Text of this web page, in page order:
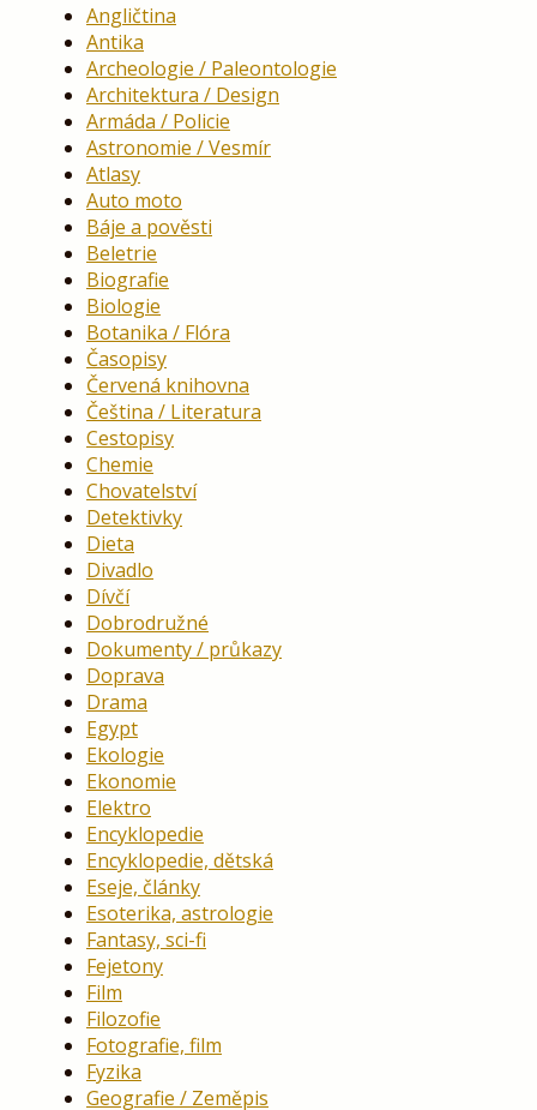
Angličtina
Antika
Archeologie / Paleontologie
Architektura / Design
Armáda / Policie
Astronomie / Vesmír
Atlasy
Auto moto
Báje a pověsti
Beletrie
Biografie
Biologie
Botanika / Flóra
Časopisy
Červená knihovna
Čeština / Literatura
Cestopisy
Chemie
Chovatelství
Detektivky
Dieta
Divadlo
Dívčí
Dobrodružné
Dokumenty / průkazy
Doprava
Drama
Egypt
Ekologie
Ekonomie
Elektro
Encyklopedie
Encyklopedie, dětská
Eseje, články
Esoterika, astrologie
Fantasy, sci-fi
Fejetony
Film
Filozofie
Fotografie, film
Fyzika
Geografie / Zeměpis